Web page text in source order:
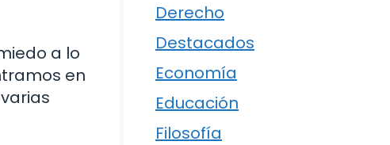
a lo
en
Derecho
Destacados
Economía
Educación
Filosofía